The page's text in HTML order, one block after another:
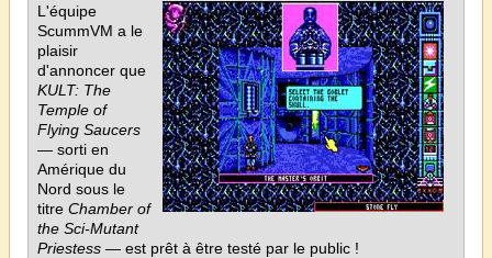
L'équipe
ScummVM a le
plaisir
d'annoncer que
KULT: The
Temple of
Flying Saucers
— sorti en
Amérique du
Nord sous le
titre Chamber of
the Sci-Mutant
Priestess — est prêt à être testé par le public !